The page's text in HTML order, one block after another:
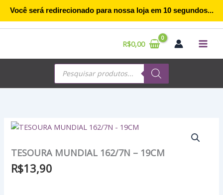
o
R$0,00
Pesquisar
produtos
TESOURA MUNDIAL 162/7N – 19CM
R$13,90
Você será redirecionado para nossa loja em9segundos...